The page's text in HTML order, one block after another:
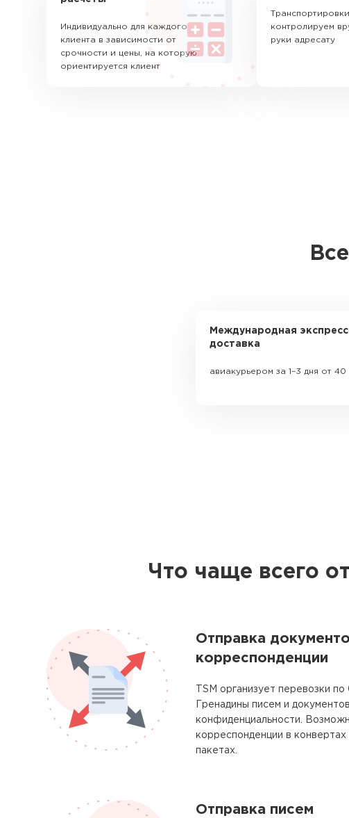
Индивидуально для каждого
клиента в зависимости от
срочности и цены, на которую
ориентируется клиент
контролируем
руки адресату
Международная
доставка
авиакурьером за 1–3 дня от
Что чаще всего
Отправка
корреспонденции
TSM организует перевозки
Гренадины писем и
конфиденциальности.
корреспонденции в
пакетах.
Отправка писем